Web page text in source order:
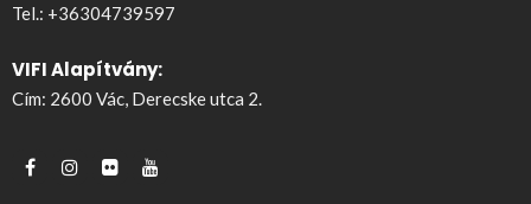
Tel.: +36304739597
VIFI Alapítvány:
Cím: 2600 Vác, Derecske utca 2.